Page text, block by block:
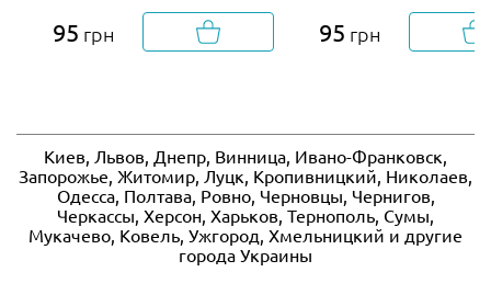
95 грн 95 грн
Киев, Львов, Днепр, Винница, Ивано-Франковск,
Запорожье, Житомир, Луцк, Кропивницкий, Николаев,
Одесса, Полтава, Ровно, Черновцы, Чернигов,
Черкассы, Херсон, Харьков, Тернополь, Сумы,
Мукачево, Ковель, Ужгород, Хмельницкий и другие
города Украины